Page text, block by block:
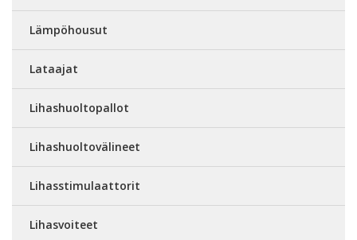
Lämpöhousut
Lataajat
Lihashuoltopallot
Lihashuoltovälineet
Lihasstimulaattorit
Lihasvoiteet